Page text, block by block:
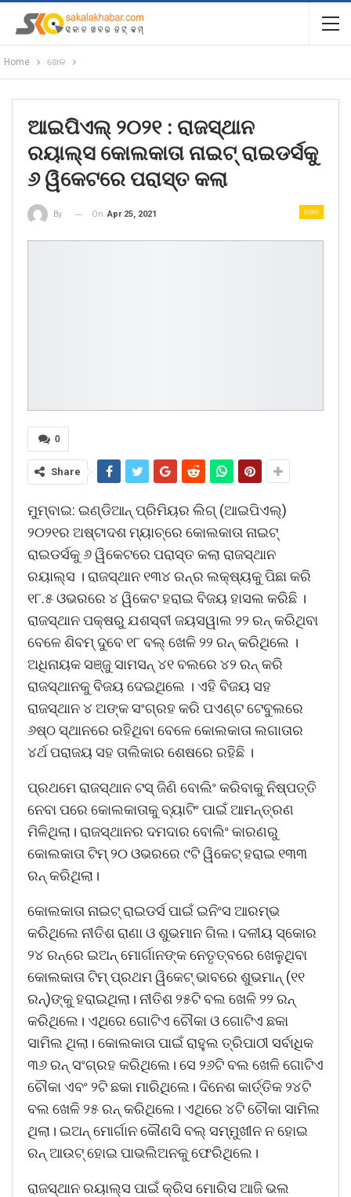
Home ଖେଳ
ଆଇପିଏଲ୍‌ ୨୦୨୧ : ରାଜସ୍ଥାନ
ରୟାଲ୍ସ କୋଲକାତା ନାଇଟ୍‌ ରାଇଡର୍ସକୁ
୬ ୱିକେଟରେ ପରାସ୍ତ କଲା
ଖେଳ
By On Apr 25, 2021
0
Share
ମୁମ୍ବାଇ: ଇଣ୍ଡିଆନ୍‌ ପ୍ରିମିୟର ଲିଗ୍‌ (ଆଇପିଏଲ୍‌)
୨୦୨୧ର ଅଷ୍ଟାଦଶ ମ୍ୟାଚ୍‌ରେ କୋଲକାତା ନାଇଟ୍‌
ରାଇଡର୍ସକୁ ୬ ୱିକେଟରେ ପରାସ୍ତ କଲା ରାଜସ୍ଥାନ
ରୟାଲ୍ସ । ରାଜସ୍ଥାନ ୧୩୪ ରନ୍‌ର ଲକ୍ଷ୍ୟକୁ ପିଛା କରି
୧୮.୫ ଓଭରରେ ୪ ୱିକେଟ ହରାଇ ବିଜୟ ହାସଲ କରିଛି ।
ରାଜସ୍ଥାନ ପକ୍ଷରୁ ଯଶସ୍ବୀ ଜୟସୱାଲ ୨୨ ରନ୍‌ କରିଥିବା
ବେଳେ ଶିବମ୍ ଦୁବେ ୧୮ ବଲ୍‌ ଖେଳି ୨୨ ରନ୍‌ କରିଥିଲେ ।
ଅଧିନାୟକ ସଞ୍ଜୁ ସାମସନ୍ ୪୧ ବଲରେ ୪୨ ରନ୍‌ କରି
ରାଜସ୍ଥାନକୁ ବିଜୟ ଦେଇଥିଲେ । ଏହି ବିଜୟ ସହ
ରାଜସ୍ଥାନ ୪ ଅଙ୍କ ସଂଗ୍ରହ କରି ପଏଣ୍ଟ ଟେବୁଲରେ
୬ଷ୍ଠ ସ୍ଥାନରେ ରହିଥିବା ବେଳେ କୋଲକାତା ଲଗାତାର
୪ର୍ଥ ପରାଜୟ ସହ ତାଲିକାର ଶେଷରେ ରହିଛି ।
ପ୍ରଥମେ ରାଜସ୍ଥାନ ଟସ୍‌ ଜିଣି ବୋଲିଂ କରିବାକୁ ନିଷ୍ପତ୍ତି
ନେବା ପରେ କୋଲକାତାକୁ ବ୍ୟାଟିଂ ପାଇଁ ଆମନ୍ତ୍ରଣ
ମିଳିଥିଲା। ରାଜସ୍ଥାନର ଦମଦାର ବୋଲିଂ କାରଣରୁ
କୋଲକାତା ଟିମ୍‌ ୨୦ ଓଭରରେ ୯ଟି ୱିକେଟ୍‌ ହରାଇ ୧୩୩
ରନ୍‌ କରିଥିଲା।
କୋଲକାତା ନାଇଟ୍‌ ରାଇଡର୍ସ ପାଇଁ ଇନିଂସ ଆରମ୍ଭ
କରିଥିଲେ ନୀତିଶ ରାଣା ଓ ଶୁଭମାନ ଗିଲ। ଦଳୀୟ ସ୍କୋର
୨୪ ରନ୍‌ରେ ଇଅନ୍‌ ମୋର୍ଗାନଙ୍କ ନେତୃତ୍ବରେ ଖେଳୁଥିବା
କୋଲକାତା ଟିମ୍‌ ପ୍ରଥମ ୱିକେଟ୍‌ ଭା‌ବରେ ଶୁଭମାନ୍‌ (୧୧
ରନ୍‌)ଙ୍କୁ ହରାଇଥିଲା। ନୀତିଶ ୨୫ଟି ବଲ ଖେଳି ୨୨ ରନ୍‌
କରିଥିଲେ। ଏଥିରେ ଗୋଟିଏ ଚୌକା ଓ ଗୋଟିଏ ଛକା
ସାମିଲ ଥିଲା। କୋଲକାତା ପାଇଁ ରାହୁଲ ତ୍ରିପାଠୀ ସର୍ବାଧିକ
୩୬ ରନ୍‌ ସଂଗ୍ରହ କରିଥିଲେ। ସେ ୨୬ଟି ବଲ ଖେଳି ଗୋଟିଏ
ଚୌକା ଏବଂ ୨ଟି ଛକା ମାରିଥିଲେ। ଦିନେଶ କାର୍ତ୍ତିକ ୨୪ଟି
ବଲ ଖେଳି ୨୫ ରନ୍‌ କରିଥିଲେ। ଏଥିରେ ୪ଟି ଚୌକା ସାମିଲ
ଥିଲା। ଇଅନ୍‌ ମୋର୍ଗାନ କୌଣସି ବଲ୍‌ ସମ୍ମୁଖୀନ ନ ହୋଇ
ରନ୍‌ ଆଉଟ୍‌ ହୋଇ ପାଭଲିଅନକୁ ଫେରିଥିଲେ।
ରାଜସ୍ଥାନ ରୟାଲ୍ସ ପାଇଁ କ୍ରିସ ମୋରିସ ଆଜି ଭଲ